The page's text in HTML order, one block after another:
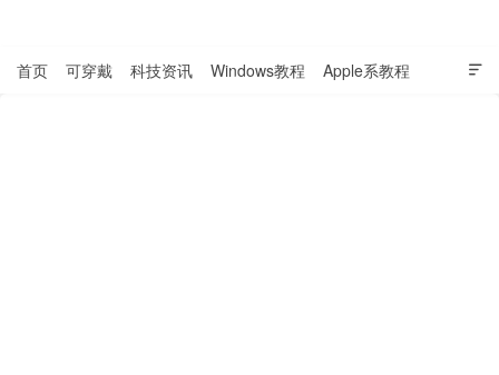

首页 可穿戴 科技资讯 Windows教程 Apple系教程